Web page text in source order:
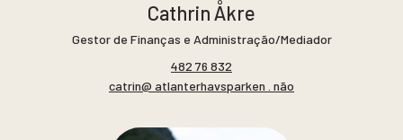
Cathrin Åkre
Gestor de Finanças e Administração/Mediador
482 76 832
catrin@ atlanterhavsparken . não